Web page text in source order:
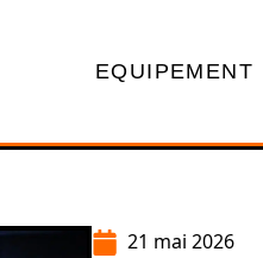
EQUIPEMENT
21 mai 2026